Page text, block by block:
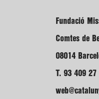
Fundació
Comtes de
08014
T. 93 409